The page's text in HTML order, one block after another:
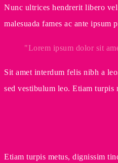
Nunc ultrices hendrerit libero
malesuada fames ac ante ipsum
Lorem ipsum dolor sit
Sit amet interdum felis nibh a
sed vestibulum leo. Etiam
Etiam turpis metus, dignissim